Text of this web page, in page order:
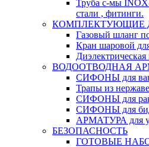
Труба с-мы
стали , фитинги.
КОМПЛЕКТУЮЩИЕ
Газовый шланг
Кран шаровой
Диэлектрическая
ВОДООТВОДНАЯ
СИФОНЫ для
Трапы из
СИФОНЫ для
СИФОНЫ для
АРМАТУРА для
БЕЗОПАСНОСТЬ
ГОТОВЫЕ